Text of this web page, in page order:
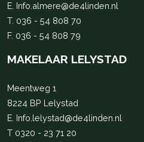
E. Info.almere@de4linden.nl
T. 036 - 54 808 70
F. 036 - 54 808 79
MAKELAAR LELYSTAD
Meentweg 1
8224 BP Lelystad
E. Info.lelystad@de4linden.nl
T 0320 - 23 71 20